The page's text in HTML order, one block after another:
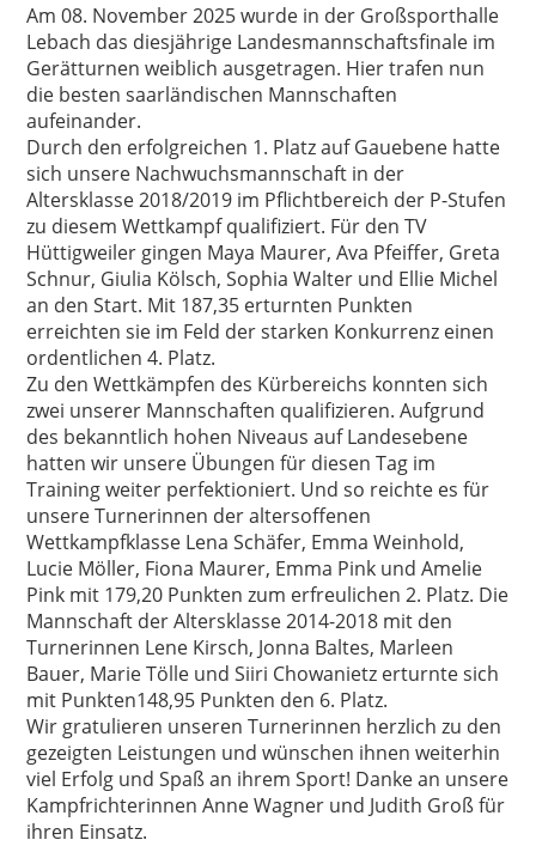
Am 08. November 2025 wurde in der Großsporthalle
Lebach das diesjährige Landesmannschaftsfinale im
Gerätturnen weiblich ausgetragen. Hier trafen nun
die besten saarländischen Mannschaften
aufeinander.
Durch den erfolgreichen 1. Platz auf Gauebene hatte
sich unsere Nachwuchsmannschaft in der
Altersklasse 2018/2019 im Pflichtbereich der P-Stufen
zu diesem Wettkampf qualifiziert. Für den TV
Hüttigweiler gingen Maya Maurer, Ava Pfeiffer, Greta
Schnur, Giulia Kölsch, Sophia Walter und Ellie Michel
an den Start. Mit 187,35 erturnten Punkten
erreichten sie im Feld der starken Konkurrenz einen
ordentlichen 4. Platz.
Zu den Wettkämpfen des Kürbereichs konnten sich
zwei unserer Mannschaften qualifizieren. Aufgrund
des bekanntlich hohen Niveaus auf Landesebene
hatten wir unsere Übungen für diesen Tag im
Training weiter perfektioniert. Und so reichte es für
unsere Turnerinnen der altersoffenen
Wettkampfklasse Lena Schäfer, Emma Weinhold,
Lucie Möller, Fiona Maurer, Emma Pink und Amelie
Pink mit 179,20 Punkten zum erfreulichen 2. Platz. Die
Mannschaft der Altersklasse 2014-2018 mit den
Turnerinnen Lene Kirsch, Jonna Baltes, Marleen
Bauer, Marie Tölle und Siiri Chowanietz erturnte sich
mit Punkten148,95 Punkten den 6. Platz.
Wir gratulieren unseren Turnerinnen herzlich zu den
gezeigten Leistungen und wünschen ihnen weiterhin
viel Erfolg und Spaß an ihrem Sport! Danke an unsere
Kampfrichterinnen Anne Wagner und Judith Groß für
ihren Einsatz.